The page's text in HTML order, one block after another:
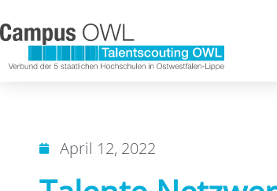
April 12, 2022